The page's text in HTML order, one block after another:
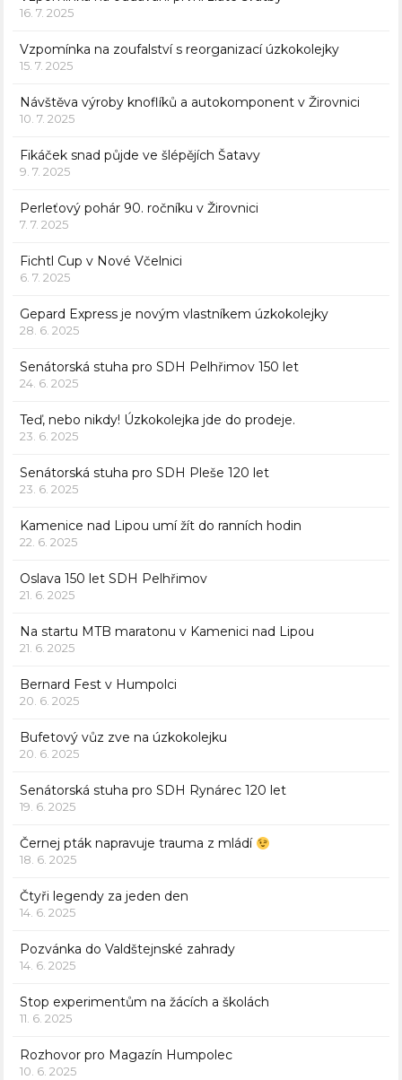
16. 7. 2025
Vzpomínka na zoufalství s reorganizací úzkokolejky
15. 7. 2025
Návštěva výroby knoflíků a autokomponent v Žirovnici
10. 7. 2025
Fikáček snad půjde ve šlépějích Šatavy
9. 7. 2025
Perleťový pohár 90. ročníku v Žirovnici
7. 7. 2025
Fichtl Cup v Nové Včelnici
6. 7. 2025
Gepard Express je novým vlastníkem úzkokolejky
28. 6. 2025
Senátorská stuha pro SDH Pelhřimov 150 let
24. 6. 2025
Teď, nebo nikdy! Úzkokolejka jde do prodeje.
23. 6. 2025
Senátorská stuha pro SDH Pleše 120 let
23. 6. 2025
Kamenice nad Lipou umí žít do ranních hodin
22. 6. 2025
Oslava 150 let SDH Pelhřimov
21. 6. 2025
Na startu MTB maratonu v Kamenici nad Lipou
21. 6. 2025
Bernard Fest v Humpolci
20. 6. 2025
Bufetový vůz zve na úzkokolejku
20. 6. 2025
Senátorská stuha pro SDH Rynárec 120 let
19. 6. 2025
Černej pták napravuje trauma z mládí
18. 6. 2025
Čtyři legendy za jeden den
14. 6. 2025
Pozvánka do Valdštejnské zahrady
14. 6. 2025
Stop experimentům na žácích a školách
11. 6. 2025
Rozhovor pro Magazín Humpolec
10. 6. 2025